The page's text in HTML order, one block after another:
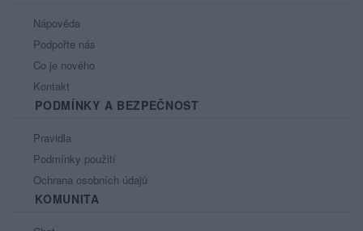
Nápověda
Podpořte nás
Co je nového
Kontakt
PODMÍNKY A BEZPEČNOST
Pravidla
Podmínky použití
Ochrana osobních údajů
KOMUNITA